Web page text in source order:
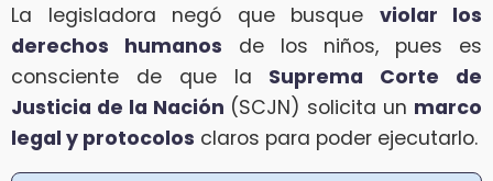
La legisladora negó que busque violar los
derechos humanos de los niños, pues es
consciente de que la Suprema Corte de
Justicia de la Nación (SCJN) solicita un marco
legal y protocolos claros para poder ejecutarlo.